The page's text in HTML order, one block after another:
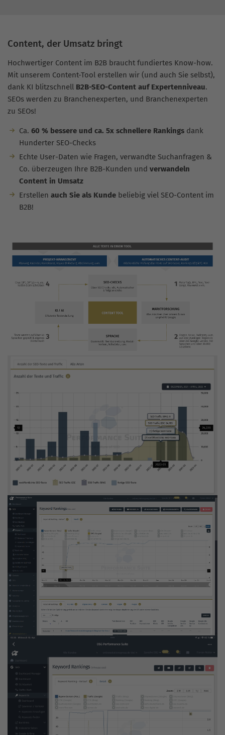
Content, der Umsatz bringt
Hochwertiger Content im B2B braucht fundiertes Know-how.
Mit unserem Content-Tool erstellen wir (und auch Sie selbst),
dank KI blitzschnell B2B-SEO-Content auf Expertenniveau.
SEOs werden zu Branchenexperten, und Branchenexperten
zu SEOs!
Ca. 60 % bessere und ca. 5x schnellere Rankingsdank
Hunderter SEO-Checks
Echte User-Daten wie Fragen, verwandte Suchanfragen &
Co. überzeugen Ihre B2B-Kunden und verwandeln
Content in Umsatz
Erstellen auch Sie als Kundebeliebig viel SEO-Content im
B2B!